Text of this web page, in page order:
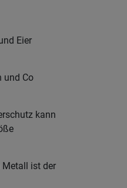
Eier
und Co
kann
Metall ist der